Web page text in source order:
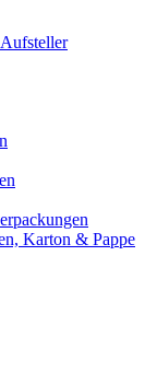
Karton & Pappe